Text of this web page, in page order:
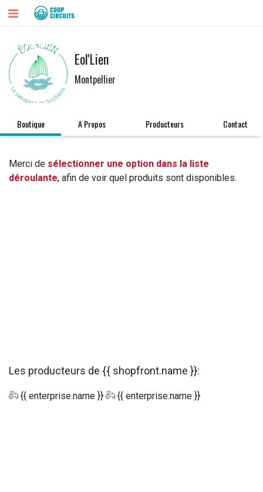
Eol'Lien
Montpellier
Boutique A Propos Producteurs Contact
Merci de sélectionner une option dans la liste
déroulante, afin de voir quel produits sont disponibles.
Les producteurs de {{ shopfront.name }}:
{{ enterprise.name }} {{ enterprise.name }}